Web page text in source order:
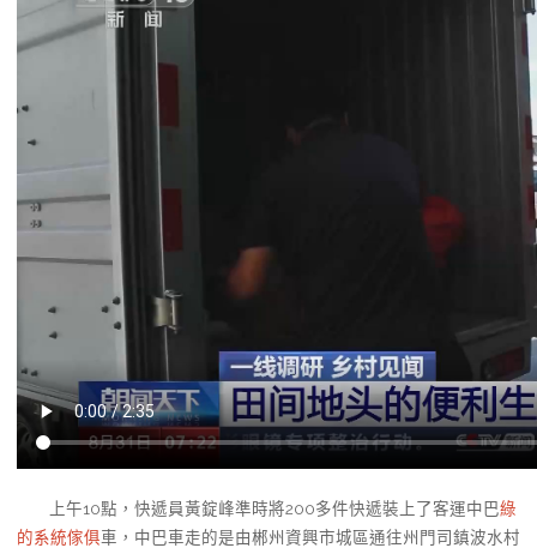
上午10點，快遞員黃錠峰準時將200多件快遞裝上了客運中巴綠
的系統傢俱車，中巴車走的是由郴州資興市城區通往州門司鎮波水村